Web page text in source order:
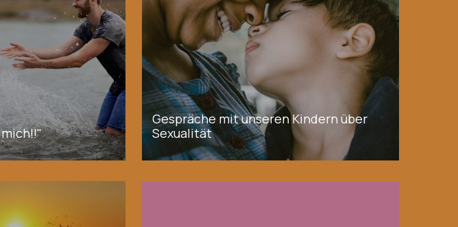
Gespräche mit unseren Kindern über
Sexualität